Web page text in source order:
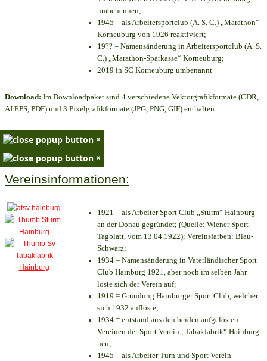
umbenennen;
1945 = als Arbeitersportclub (A. S. C.) „Marathon“
Korneuburg von 1926 reaktiviert;
19?? = Namensänderung in Arbeitersportclub (A. S.
C.) „Marathon-Sparkasse“ Korneuburg;
2019 in SC Korneuburg umbenannt
Download: Im Downloadpaket sind 4 verschiedene Vektorgrafikformate (CDR,
AI EPS, PDF) und 3 Pixelgrafikformate (JPG, PNG, GIF) enthalten.
×
×
Vereinsinformationen:
1921 = als Arbeiter Sport Club „Sturm“ Hainburg
an der Donau gegründet; (Quelle: Wiener Sport
Tagblatt, vom 13.04.1922); Vereinsfarben: Blau-
Schwarz;
1934 = Namensänderung in Vaterländischer Sport
Club Hainburg 1921, aber noch im selben Jahr
löste sich der Verein auf;
1919 = Gründung Hainburger Sport Club, welcher
sich 1932 auflöste;
1934 = entstand aus den beiden aufgelösten
Vereinen der Sport Verein „Tabakfabrik“ Hainburg
neu;
1945 = als Arbeiter Turn und Sport Verein